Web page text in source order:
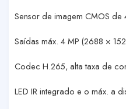
Sensor de imagem CMOS
Saídas máx. 4 MP (2688 ×
Codec H.265, alta taxa de
LED IR integrado e o máx. a